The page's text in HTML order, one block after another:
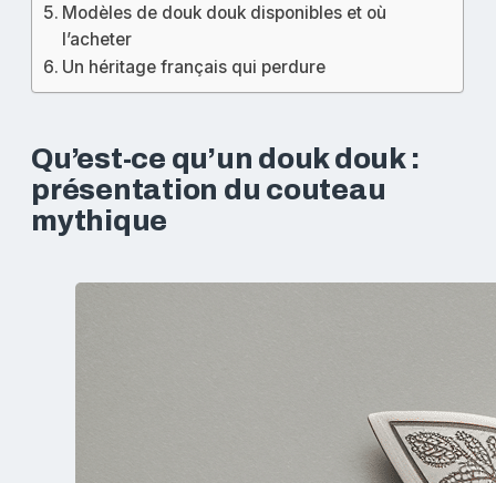
Modèles de douk douk disponibles et où
l’acheter
Un héritage français qui perdure
Qu’est-ce qu’un douk douk :
présentation du couteau
mythique